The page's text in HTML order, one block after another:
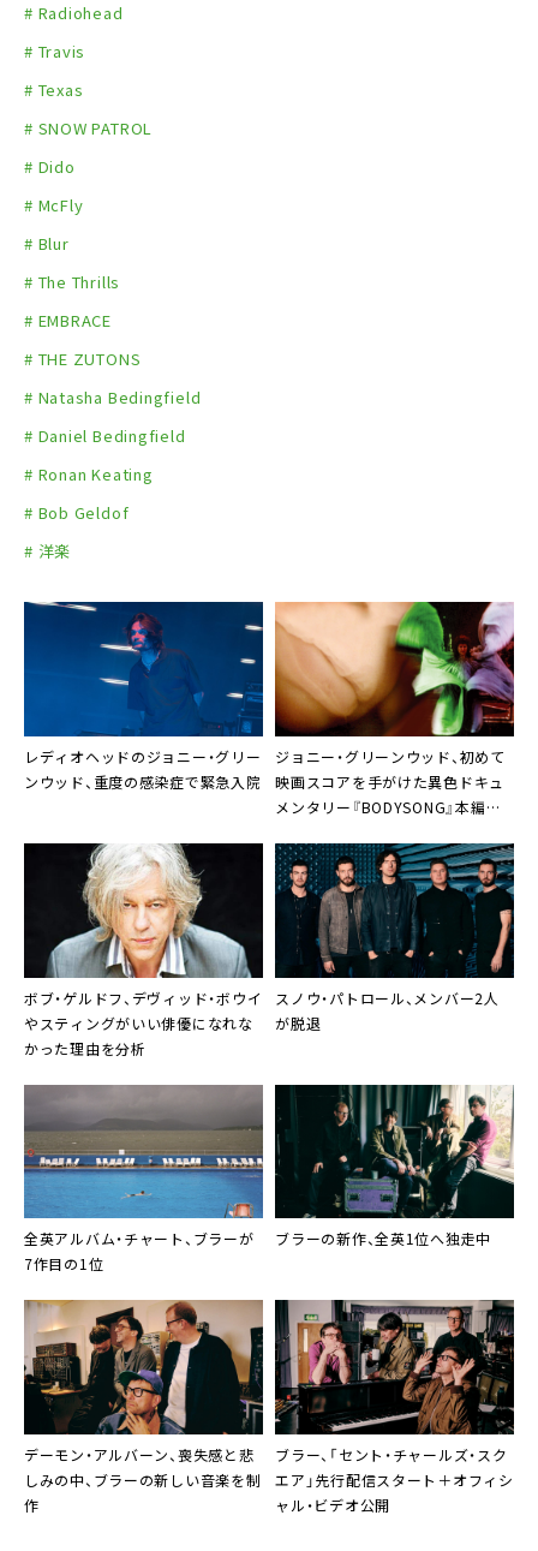
# Radiohead
# Travis
# Texas
# SNOW PATROL
# Dido
# McFly
# Blur
# The Thrills
# EMBRACE
# THE ZUTONS
# Natasha Bedingfield
# Daniel Bedingfield
# Ronan Keating
# Bob Geldof
# 洋楽
レディオヘッドのジョニー・グリー
ンウッド、重度の感染症で緊急入院
ジョニー・グリーンウッド、初めて
映画スコアを手がけた異色ドキュ
メンタリー『BODYSONG』本編冒
ボブ・ゲルドフ、デヴィッド・ボウイ
やスティングがいい俳優になれな
かった理由を分析
スノウ・パトロール、メンバー2人
が脱退
全英アルバム・チャート、ブラーが
7作目の1位
ブラーの新作、全英1位へ独走中
デーモン・アルバーン、喪失感と悲
しみの中、ブラーの新しい音楽を制
作
ブラー、「セント・チャールズ・スク
エア」先行配信スタート＋オフィシ
ャル・ビデオ公開